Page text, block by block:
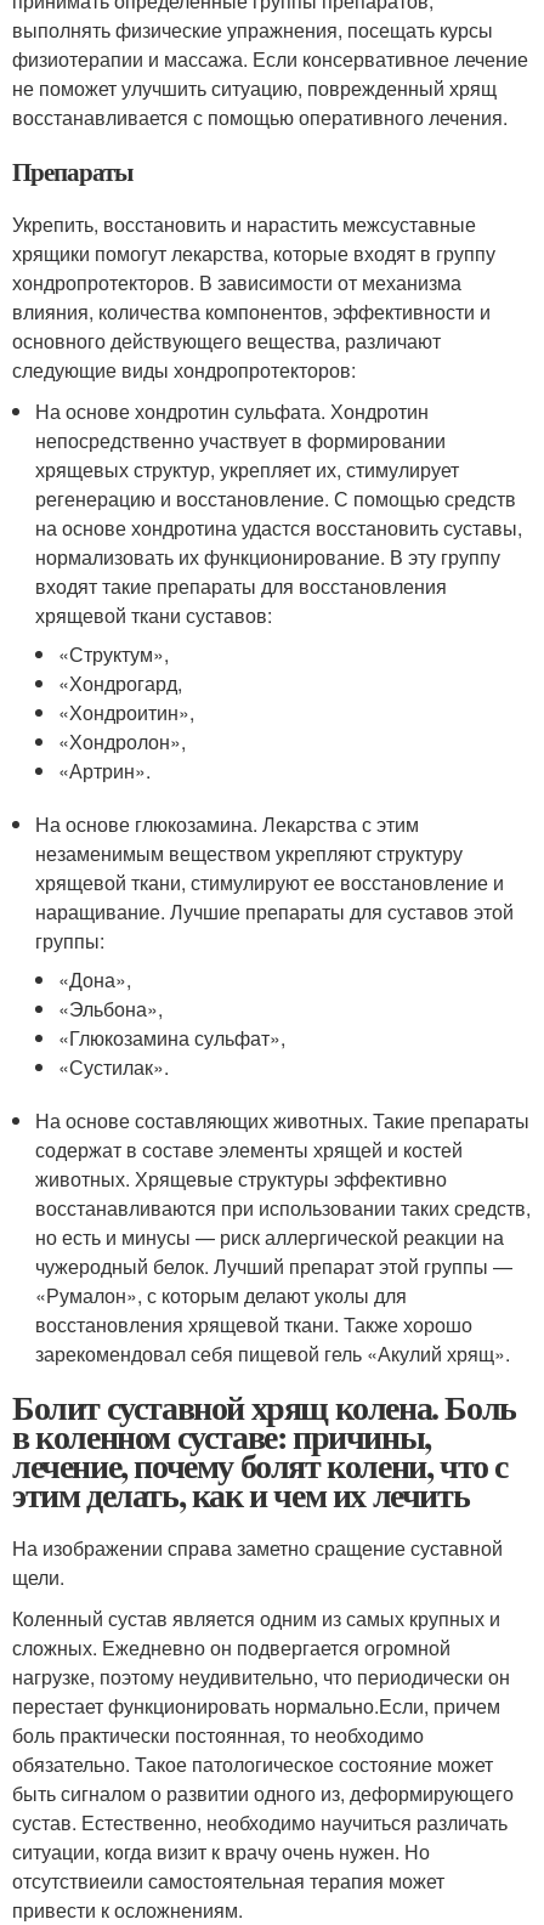
выполнять физические упражнения, посещать курсы
физиотерапии и массажа. Если консервативное лечение
не поможет улучшить ситуацию, поврежденный хрящ
восстанавливается с помощью оперативного лечения.
Препараты
Укрепить, восстановить и нарастить межсуставные
хрящики помогут лекарства, которые входят в группу
хондропротекторов. В зависимости от механизма
влияния, количества компонентов, эффективности и
основного действующего вещества, различают
следующие виды хондропротекторов:
На основе хондротин сульфата. Хондротин
непосредственно участвует в формировании
хрящевых структур, укрепляет их, стимулирует
регенерацию и восстановление. С помощью средств
на основе хондротина удастся восстановить суставы,
нормализовать их функционирование. В эту группу
входят такие препараты для восстановления
хрящевой ткани суставов:
«Структум»,
«Хондрогард,
«Хондроитин»,
«Хондролон»,
«Артрин».
На основе глюкозамина. Лекарства с этим
незаменимым веществом укрепляют структуру
хрящевой ткани, стимулируют ее восстановление и
наращивание. Лучшие препараты для суставов этой
группы:
«Дона»,
«Эльбона»,
«Глюкозамина сульфат»,
«Сустилак».
На основе составляющих животных. Такие препараты
содержат в составе элементы хрящей и костей
животных. Хрящевые структуры эффективно
восстанавливаются при использовании таких средств,
но есть и минусы — риск аллергической реакции на
чужеродный белок. Лучший препарат этой группы —
«Румалон», с которым делают уколы для
восстановления хрящевой ткани. Также хорошо
зарекомендовал себя пищевой гель «Акулий хрящ».
Болит суставной хрящ колена. Боль
в коленном суставе: причины,
лечение, почему болят колени, что с
этим делать, как и чем их лечить
На изображении справа заметно сращение суставной
щели.
Коленный сустав является одним из самых крупных и
сложных. Ежедневно он подвергается огромной
нагрузке, поэтому неудивительно, что периодически он
перестает функционировать нормально.Если, причем
боль практически постоянная, то необходимо
обязательно. Такое патологическое состояние может
быть сигналом о развитии одного из, деформирующего
сустав. Естественно, необходимо научиться различать
ситуации, когда визит к врачу очень нужен. Но
отсутствиеили самостоятельная терапия может
привести к осложнениям.